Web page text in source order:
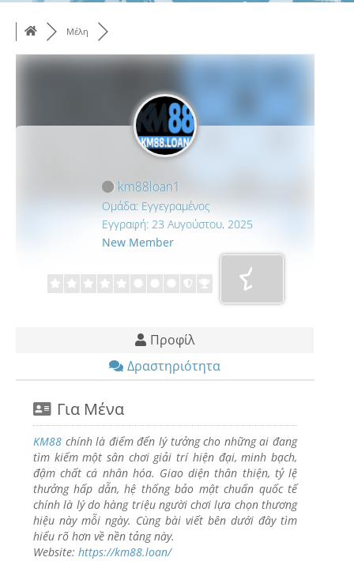
Μέλη
km88loan1
Ομάδα: Εγγεγραμένος
Εγγραφή: 23 Αυγούστου, 2025
New Member
Προφίλ
Δραστηριότητα
Για Μένα
KM88 chính là điểm đến lý tưởng cho những ai đang
tìm kiếm một sân chơi giải trí hiện đại, minh bạch,
đậm chất cá nhân hóa. Giao diện thân thiện, tỷ lệ
thưởng hấp dẫn, hệ thống bảo mật chuẩn quốc tế
chính là lý do hàng triệu người chơi lựa chọn thương
hiệu này mỗi ngày. Cùng bài viết bên dưới đây tìm
hiểu rõ hơn về nền tảng này.
Website: https://km88.loan/